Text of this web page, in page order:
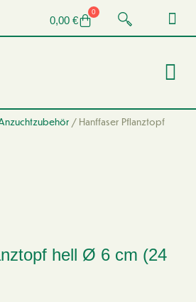
0,00 €
0
/ Hanffaser Pflanztopf
hell Ø 6 cm (24